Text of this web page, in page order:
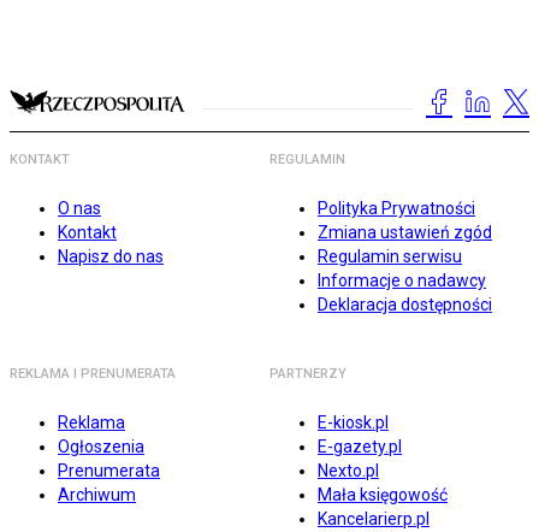
KONTAKT
O nas
Kontakt
Napisz do nas
REGULAMIN
Polityka Prywatności
Zmiana ustawień zgód
Regulamin serwisu
Informacje o nadawcy
Deklaracja dostępności
REKLAMA I PRENUMERATA
Reklama
Ogłoszenia
Prenumerata
Archiwum
PARTNERZY
E-kiosk.pl
E-gazety.pl
Nexto.pl
Mała księgowość
Kancelarierp.pl